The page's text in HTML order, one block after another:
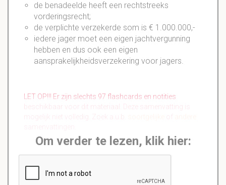
de benadeelde heeft een rechtstreeks
vorderingsrecht;
de verplichte verzekerde som is € 1.000.000,-
iedere jager moet een eigen jachtvergunning
hebben en dus ook een eigen
aansprakelijkheidsverzekering voor jagers.
LET OP!!! Er zijn slechts 97 flashcards en notities
beschikbaar voor dit materiaal. Deze samenvatting is
Om verder te lezen, klik hier: